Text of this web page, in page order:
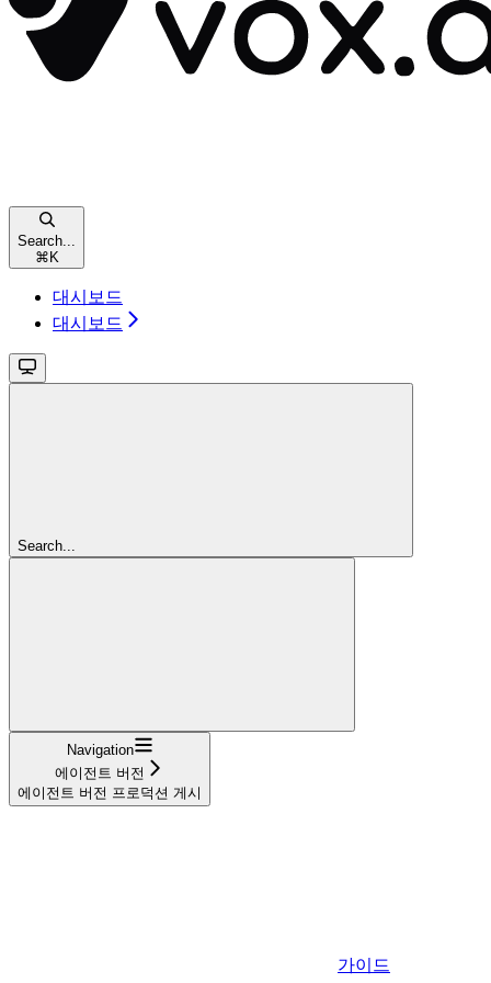
Search...
⌘ K
대시보드
대시보드
Search...
Navigation
에이전트 버전
에이전트 버전 프로덕션 게시
가이드